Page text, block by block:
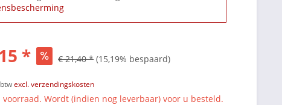
* € 21,40 * (15,19% bespaard)
btwexcl. verzendingskosten
voorraad. Wordt (indien nog leverbaar) voor u besteld.